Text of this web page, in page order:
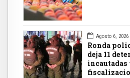
Agosto 6, 2026
Ronda
deja 11
incautadas